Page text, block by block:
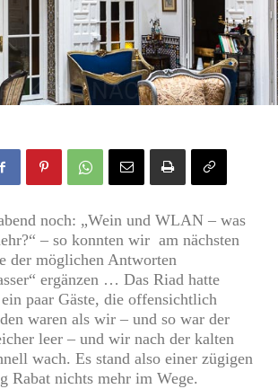
NACH RABAT
noch: „Wein und WLAN – was
– so konnten wir am nächsten
der möglichen Antworten
ergänzen … Das Riad hatte
paar Gäste, die offensichtlich
waren als wir – und so war der
leer – und wir nach der kalten
wach. Es stand also einer zügigen
Rabat nichts mehr im Wege.